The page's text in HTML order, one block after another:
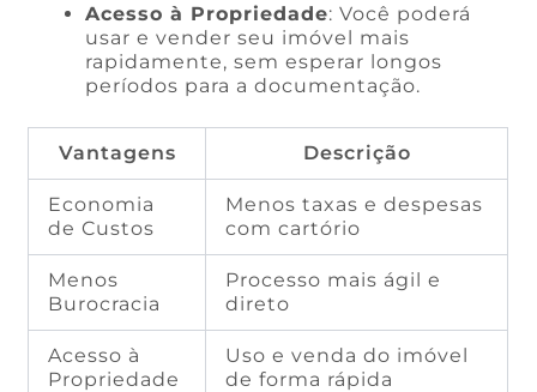
Acesso à Propriedade: Você poderá
usar e vender seu imóvel mais
rapidamente, sem esperar longos
períodos para a documentação.
Vantagens Descrição
Economia
de Custos
Menos taxas e despesas
com cartório
Menos
Burocracia
Processo mais ágil e
direto
Acesso à
Propriedade
Uso e venda do imóvel
de forma rápida